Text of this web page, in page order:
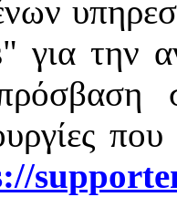
" για την
://